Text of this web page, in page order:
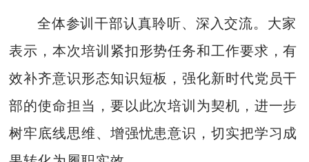
全体参训干部认真聆听、深入交流。大家
表示，本次培训紧扣形势任务和工作要求，有
效补齐意识形态知识短板，强化新时代党员干
部的使命担当，要以此次培训为契机，进一步
树牢底线思维、增强忧患意识，切实把学习成